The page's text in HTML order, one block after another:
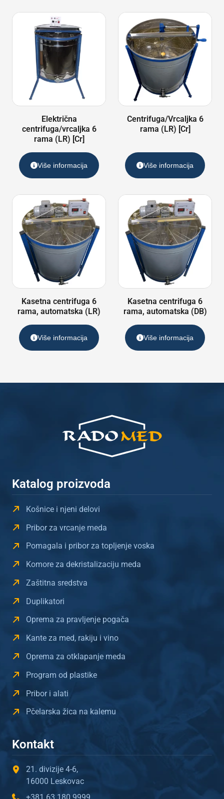
Električna
centrifuga/vrcaljka 6
rama (LR) [Cr]
Više informacija
Centrifuga/Vrcaljka 6
rama (LR) [Cr]
Više informacija
Kasetna centrifuga 6
rama, automatska (LR)
Više informacija
Kasetna centrifuga 6
rama, automatska (DB)
Više informacija
Katalog proizvoda
Košnice i njeni delovi
Pribor za vrcanje meda
Pomagala i pribor za topljenje voska
Komore za dekristalizaciju meda
Zaštitna sredstva
Duplikatori
Oprema za pravljenje pogača
Kante za med, rakiju i vino
Oprema za otklapanje meda
Program od plastike
Pribor i alati
Pčelarska žica na kalemu
Kontakt
21. divizije 4-6,
16000 Leskovac